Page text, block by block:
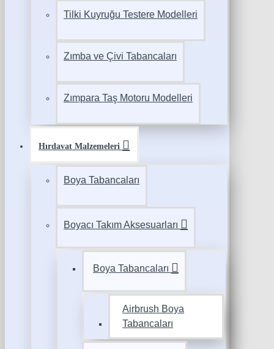
Tilki Kuyruğu Testere Modelleri
Zımba ve Çivi Tabancaları
Zımpara Taş Motoru Modelleri
Hırdavat Malzemeleri
Boya Tabancaları
Boyacı Takım Aksesuarları
Boya Tabancaları
Airbrush Boya
Tabancaları